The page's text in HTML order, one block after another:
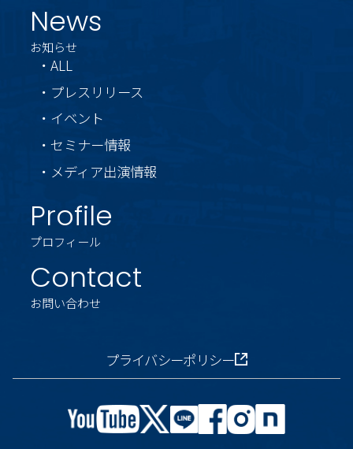
News
お知らせ
・ALL
・プレスリリース
・イベント
・セミナー情報
・メディア出演情報
Profile
プロフィール
Contact
お問い合わせ
プライバシーポリシー